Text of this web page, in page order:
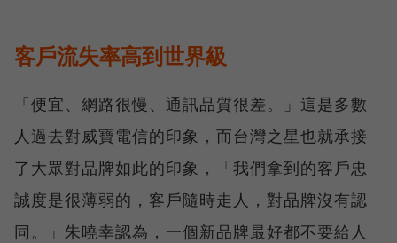
客戶流失率高到世界級
「便宜、網路很慢、通訊品質很差。」這是多數
人過去對威寶電信的印象，而台灣之星也就承接
了大眾對品牌如此的印象，「我們拿到的客戶忠
誠度是很薄弱的，客戶隨時走人，對品牌沒有認
同。」朱曉幸認為，一個新品牌最好都不要給人